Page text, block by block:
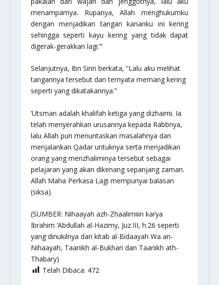
menamparnya. Rupanya, Allah menghukumku
dengan menjadikan tangan kananku ini kering
sehingga seperti kayu kering yang tidak dapat
digerak-gerakkan lagi.’”
Selanjutnya, Ibn Sirin berkata, “Lalu aku melihat
tangannya tersebut dan ternyata memang kering
seperti yang dikatakannya.”
‘Utsman adalah khalifah ketiga yang dizhaimi. Ia
telah menyerahkan urusannya kepada Rabbnya,
lalu Allah pun menuntaskan masalahnya dan
menjalankan Qadar untuknya serta menjadikan
orang yang menzhaliminya tersebut sebagai
pelajaran yang akan dikenang sepanjang zaman.
Allah Maha Perkasa Lagi mempunyai balasan
(siksa).
(SUMBER: Nihaayah azh-Zhaalimiiin karya
Ibrahim ‘Abdullah al-Hazimy, Juz.III, h.26 seperti
yang dinukilnya dari kitab al-Bidaayah Wa an-
Nihaayah, Taariikh al-Bukhari dan Taariikh ath-
Thabary)
Telah Dibaca: 472